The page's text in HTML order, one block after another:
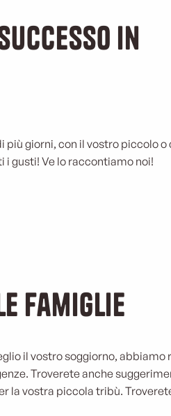
in
giorni, con il vostro piccolo
i gusti! Ve lo raccontiamo noi!
adolescenti
famiglie
il vostro soggiorno, abbiamo
Troverete anche
la vostra piccola tribù.
di
per